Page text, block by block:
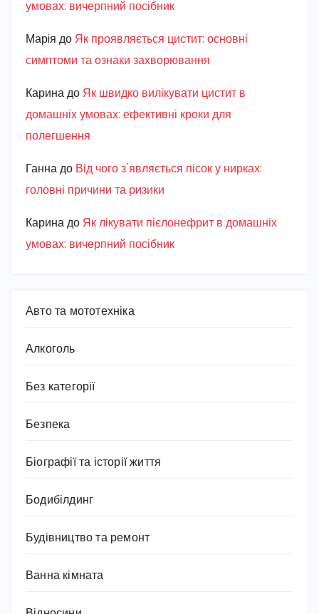
умовах: вичерпний посібник
Марiя до Як проявляється цистит: основні
симптоми та ознаки захворювання
Карина до Як швидко вилікувати цистит в
домашніх умовах: ефективні кроки для
полегшення
Ганна до Від чого з’являється пісок у нирках:
головні причини та ризики
Карина до Як лікувати пієлонефрит в домашніх
умовах: вичерпний посібник
Авто та мототехніка
Алкоголь
Без категорії
Безпека
Біографії та історії життя
Бодибілдинг
Будівництво та ремонт
Ванна кімната